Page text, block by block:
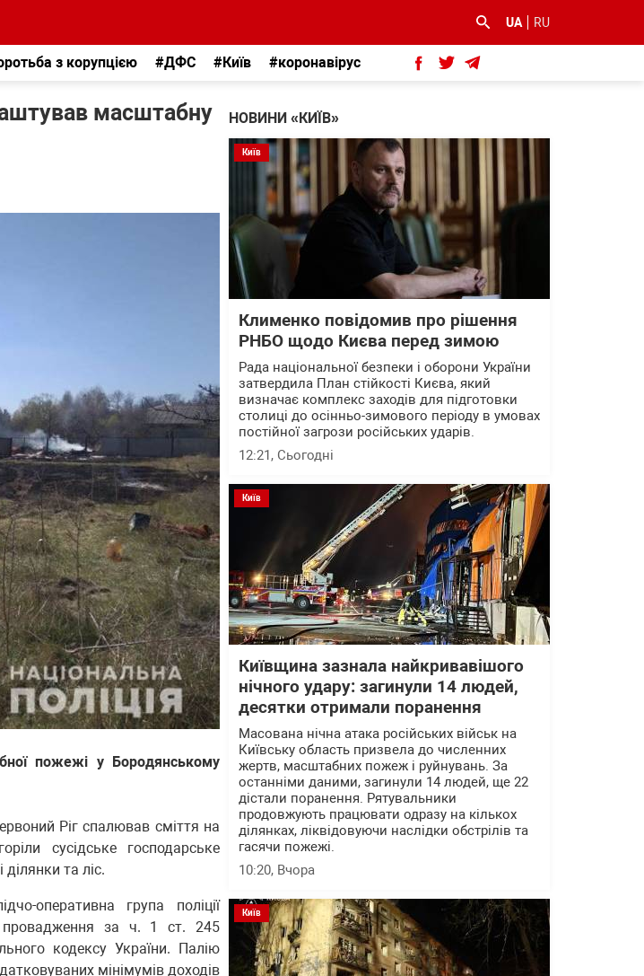
UA RU
з корупцією #ДФС #Київ #коронавірус
масштабну
пожежі у Бородянському
Ріг спалював сміття на
сусідське господарське
та ліс.
оперативна група поліції
провадження за ч. 1 ст. 245
кодексу України. Палію
мінімумів доходів
НОВИНИ «КИЇВ»
Київ
Клименко повідомив про рішення
РНБО щодо Києва перед зимою
Рада національної безпеки і оборони України
затвердила План стійкості Києва, який
визначає комплекс заходів для підготовки
столиці до осінньо-зимового періоду в умовах
постійної загрози російських ударів.
12:21, Сьогодні
Київ
Київщина зазнала найкривавішого
нічного удару: загинули 14 людей,
десятки отримали поранення
Масована нічна атака російських військ на
Київську область призвела до численних
жертв, масштабних пожеж і руйнувань. За
останніми даними, загинули 14 людей, ще 22
дістали поранення. Рятувальники
продовжують працювати одразу на кількох
ділянках, ліквідовуючи наслідки обстрілів та
гасячи пожежі.
10:20, Вчора
Київ